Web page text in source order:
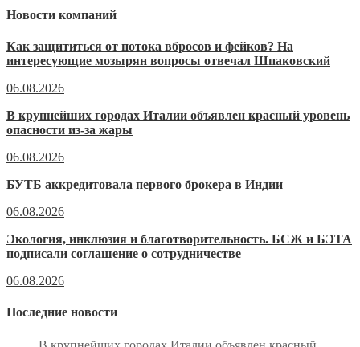
Новости компаний
Как защититься от потока вбросов и фейков? На
интересующие мозырян вопросы отвечал Шпаковский
06.08.2026
В крупнейших городах Италии объявлен красный уровень
опасности из-за жары
06.08.2026
БУТБ аккредитовала первого брокера в Индии
06.08.2026
Экология, инклюзия и благотворительность. БСЖ и БЭТА
подписали соглашение о сотрудничестве
06.08.2026
Последние новости